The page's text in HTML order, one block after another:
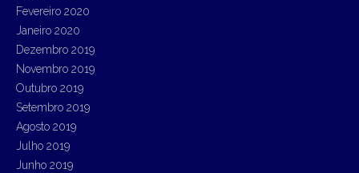
Fevereiro 2020
Janeiro 2020
Dezembro 2019
Novembro 2019
Outubro 2019
Setembro 2019
Agosto 2019
Julho 2019
Junho 2019